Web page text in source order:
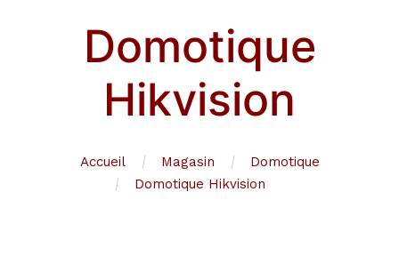
Domotique
Hikvision
Accueil Magasin
Domotique
Domotique Hikvision